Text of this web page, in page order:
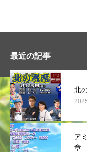
最近の記事
北
ア
章